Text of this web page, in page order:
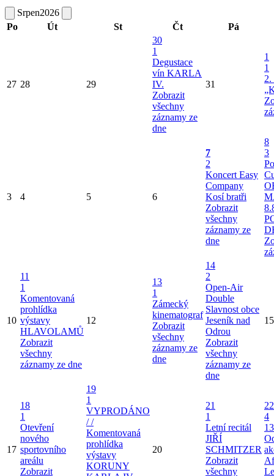
Srpen2026
Po
Út St Čt Pá
27 28 29
30
1
Degustace
vín KARLA
IV.
Zobrazit
všechny
záznamy ze
dne
31
1
1
2.
3 4 5 6
7
2
Koncert Easy
Company
Kosí bratři
Zobrazit
všechny
záznamy ze
dne
8
3
10
11
1
Komentovaná
prohlídka
výstavy
HLAVOLAMŮ
Zobrazit
všechny
záznamy ze dne
12
13
1
Zámecký
kinematograf
Zobrazit
všechny
záznamy ze
dne
14
2
Open-Air
Double
Slavnost obce
Jeseník nad
Odrou
Zobrazit
všechny
záznamy ze
dne
15
17
18
1
Otevření
nového
sportovního
areálu
Zobrazit
19
1
VYPRODÁNO
/ /
Komentovaná
prohlídka
výstavy
KORUNY
20
21
1
Letní recitál
JIŘÍ
SCHMITZER
Zobrazit
všechny
22
4